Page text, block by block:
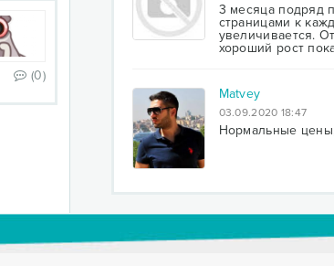
(0)
3 месяца подряд
страницами к
увеличивается.
хороший рост
Matvey
03.09.2020 18:47
Нормальные